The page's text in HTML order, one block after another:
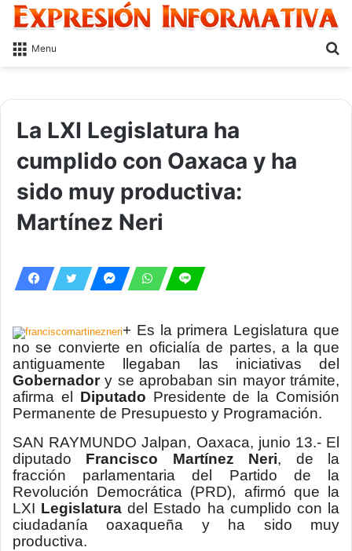
Menu
La LXI Legislatura ha
cumplido con Oaxaca y ha
sido muy productiva:
Martínez Neri
+ Es la primera Legislatura que
no se convierte en oficialía de partes, a la que
antiguamente llegaban las iniciativas del
Gobernadory se aprobaban sin mayor trámite,
afirma el Diputado Presidente de la Comisión
Permanente de Presupuesto y Programación.
SAN RAYMUNDO Jalpan, Oaxaca, junio 13.- El
diputado Francisco Martínez Neri, de la
fracción parlamentaria del Partido de la
Revolución Democrática (PRD), afirmó que la
LXI Legislatura del Estado ha cumplido con la
ciudadanía oaxaqueña y ha sido muy
productiva.